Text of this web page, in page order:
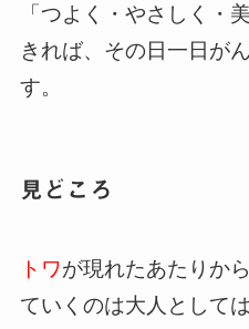
「つよく・やさしく・
きれば、その日一日が
す。
見どころ
トワが現れたあたりから
ていくのは大人として